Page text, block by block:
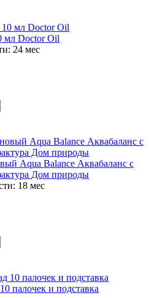
Doctor Oil
24 мес
Aqua Balance Аквабаланс с
Дом природы
18 мес
палочек и подставка